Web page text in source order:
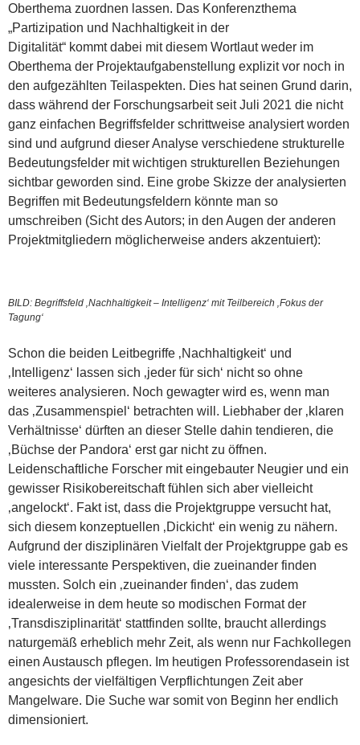
Oberthema zuordnen lassen. Das Konferenzthema
„Partizipation und Nachhaltigkeit in der
Digitalität“ kommt dabei mit diesem Wortlaut weder im
Oberthema der Projektaufgabenstellung explizit vor noch in
den aufgezählten Teilaspekten. Dies hat seinen Grund darin,
dass während der Forschungsarbeit seit Juli 2021 die nicht
ganz einfachen Begriffsfelder schrittweise analysiert worden
sind und aufgrund dieser Analyse verschiedene strukturelle
Bedeutungsfelder mit wichtigen strukturellen Beziehungen
sichtbar geworden sind. Eine grobe Skizze der analysierten
Begriffen mit Bedeutungsfeldern könnte man so
umschreiben (Sicht des Autors; in den Augen der anderen
Projektmitgliedern möglicherweise anders akzentuiert):
BILD: Begriffsfeld ‚Nachhaltigkeit – Intelligenz‘ mit Teilbereich ‚Fokus der
Tagung‘
Schon die beiden Leitbegriffe ‚Nachhaltigkeit‘ und
‚Intelligenz‘ lassen sich ‚jeder für sich‘ nicht so ohne
weiteres analysieren. Noch gewagter wird es, wenn man
das ‚Zusammenspiel‘ betrachten will. Liebhaber der ‚klaren
Verhältnisse‘ dürften an dieser Stelle dahin tendieren, die
‚Büchse der Pandora‘ erst gar nicht zu öffnen.
Leidenschaftliche Forscher mit eingebauter Neugier und ein
gewisser Risikobereitschaft fühlen sich aber vielleicht
‚angelockt‘. Fakt ist, dass die Projektgruppe versucht hat,
sich diesem konzeptuellen ‚Dickicht‘ ein wenig zu nähern.
Aufgrund der disziplinären Vielfalt der Projektgruppe gab es
viele interessante Perspektiven, die zueinander finden
mussten. Solch ein ‚zueinander finden‘, das zudem
idealerweise in dem heute so modischen Format der
‚Transdisziplinarität‘ stattfinden sollte, braucht allerdings
naturgemäß erheblich mehr Zeit, als wenn nur Fachkollegen
einen Austausch pflegen. Im heutigen Professorendasein ist
angesichts der vielfältigen Verpflichtungen Zeit aber
Mangelware. Die Suche war somit von Beginn her endlich
dimensioniert.